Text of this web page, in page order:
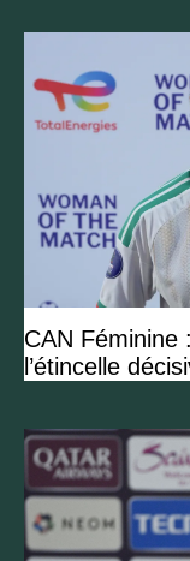
CAN Féminine
l’étincelle